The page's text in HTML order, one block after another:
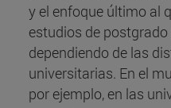
y el enfoque último al
estudios de
dependiendo de las
universitarias. En el
por ejemplo, en las